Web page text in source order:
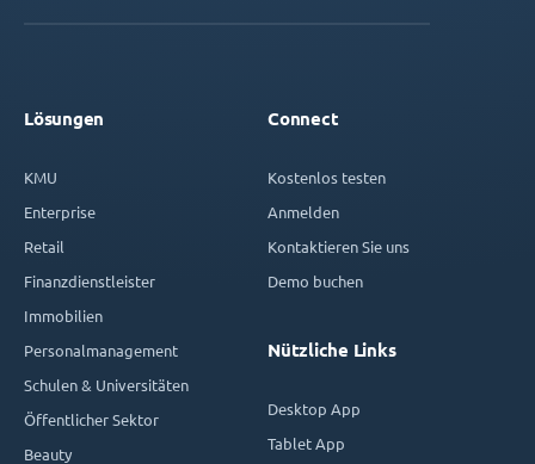
Lösungen
KMU
Enterprise
Retail
Finanzdienstleister
Immobilien
Personalmanagement
Schulen & Universitäten
Öffentlicher Sektor
Beauty
Connect
Kostenlos testen
Anmelden
Kontaktieren Sie uns
Demo buchen
Nützliche Links
Desktop App
Tablet App